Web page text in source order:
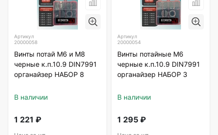
Артикул
20000058
Винты потай М6 и М8
черные к.п.10.9 DIN7991
органайзер НАБОР 8
В наличии
1 221 ₽
Артикул
20000054
Винты потайные М6
черные к.п.10.9 DIN7991
органайзер НАБОР 3
В наличии
1 295 ₽